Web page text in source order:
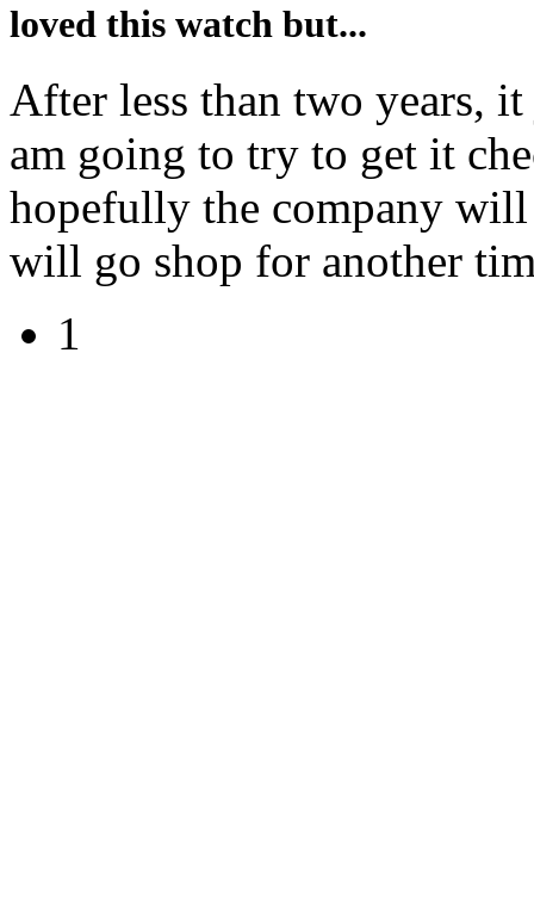
loved this watch but...
After less than two years,
am going to try to get it
hopefully the company
will go shop for another
1